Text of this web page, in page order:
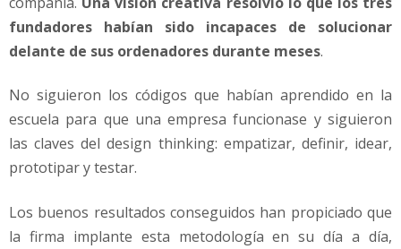
fundadores habían sido incapaces de solucionar
delante de sus ordenadores durante meses.
No siguieron los códigos que habían aprendido en la
escuela para que una empresa funcionase y siguieron
las claves del design thinking: empatizar, definir, idear,
prototipar y testar.
Los buenos resultados conseguidos han propiciado que
la firma implante esta metodología en su día a día,